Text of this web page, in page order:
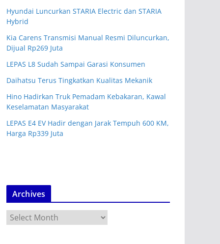
Hyundai Luncurkan STARIA Electric dan STARIA
Hybrid
Kia Carens Transmisi Manual Resmi Diluncurkan,
Dijual Rp269 Juta
LEPAS L8 Sudah Sampai Garasi Konsumen
Daihatsu Terus Tingkatkan Kualitas Mekanik
Hino Hadirkan Truk Pemadam Kebakaran, Kawal
Keselamatan Masyarakat
LEPAS E4 EV Hadir dengan Jarak Tempuh 600 KM,
Harga Rp339 Juta
Archives
r